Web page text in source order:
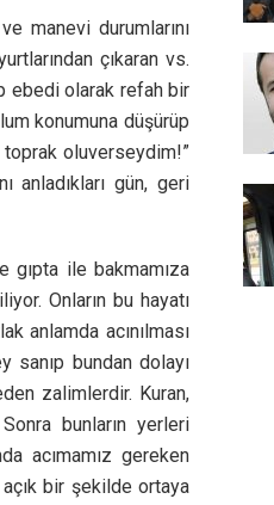
manevi durumlarını
çıkaran vs.
ebedi olarak refah bir
konumuna düşürüp
toprak oluverseydim!”
anladıkları gün, geri
ile bakmamıza
Onların bu hayatı
anlamda acınılması
sanıp bundan dolayı
zalimlerdir. Kuran,
bunların yerleri
acımamız gereken
bir şekilde ortaya